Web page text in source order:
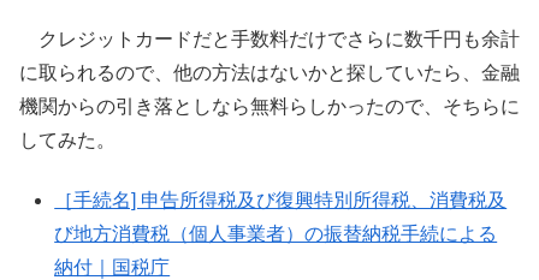
クレジットカードだと手数料だけでさらに数千円も余計
に取られるので、他の方法はないかと探していたら、金融
機関からの引き落としなら無料らしかったので、そちらに
してみた。
［手続名] 申告所得税及び復興特別所得税、消費税及
び地方消費税（個人事業者）の振替納税手続による
納付｜国税庁